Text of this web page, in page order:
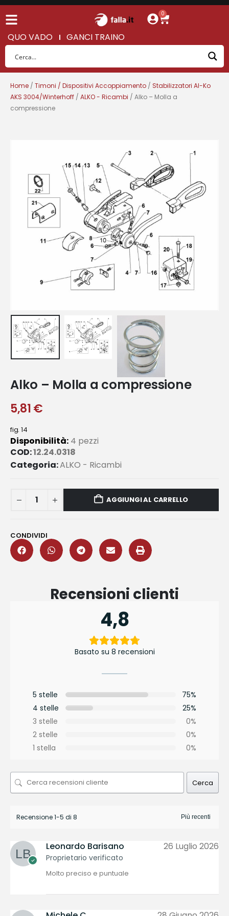
0
QUO VADO GANCI TRAINO
Home / Timoni / Dispositivi Accoppiamento / Stabilizzatori Al-Ko
AKS 3004/Winterhoff / ALKO - Ricambi / Alko – Molla a
compressione
Alko – Molla a compressione
5,81€
fig. 14
Disponibilità: 4 pezzi
COD:12.24.0318
Categoria:ALKO - Ricambi
AGGIUNGI AL CARRELLO
CONDIVIDI
Recensioni clienti
4,8
Basato su 8 recensioni
5 stelle
75%
4 stelle
25%
3 stelle
0%
2 stelle
0%
1 stella
0%
Cerca
Recensione 1-5 di 8
Leonardo Barisano
Proprietario verificato
26 Luglio 2026
Molto preciso e puntuale